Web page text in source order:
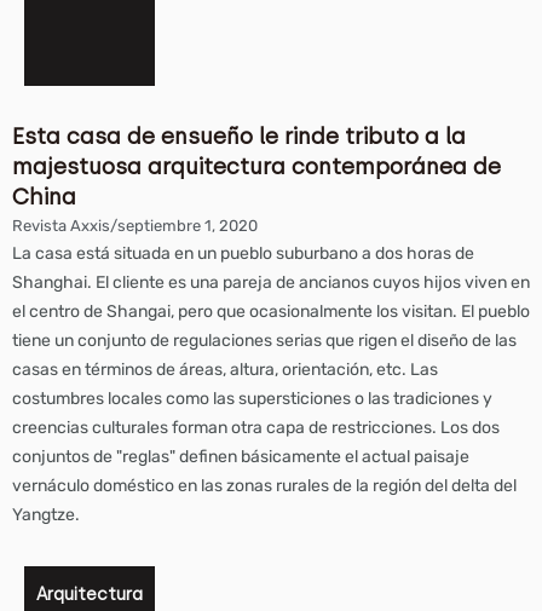
Esta casa de ensueño le rinde tributo a la
majestuosa arquitectura contemporánea de
China
Revista Axxis/septiembre 1, 2020
La casa está situada en un pueblo suburbano a dos horas de
Shanghai. El cliente es una pareja de ancianos cuyos hijos viven en
el centro de Shangai, pero que ocasionalmente los visitan. El pueblo
tiene un conjunto de regulaciones serias que rigen el diseño de las
casas en términos de áreas, altura, orientación, etc. Las
costumbres locales como las supersticiones o las tradiciones y
creencias culturales forman otra capa de restricciones. Los dos
conjuntos de "reglas" definen básicamente el actual paisaje
vernáculo doméstico en las zonas rurales de la región del delta del
Yangtze.
Arquitectura